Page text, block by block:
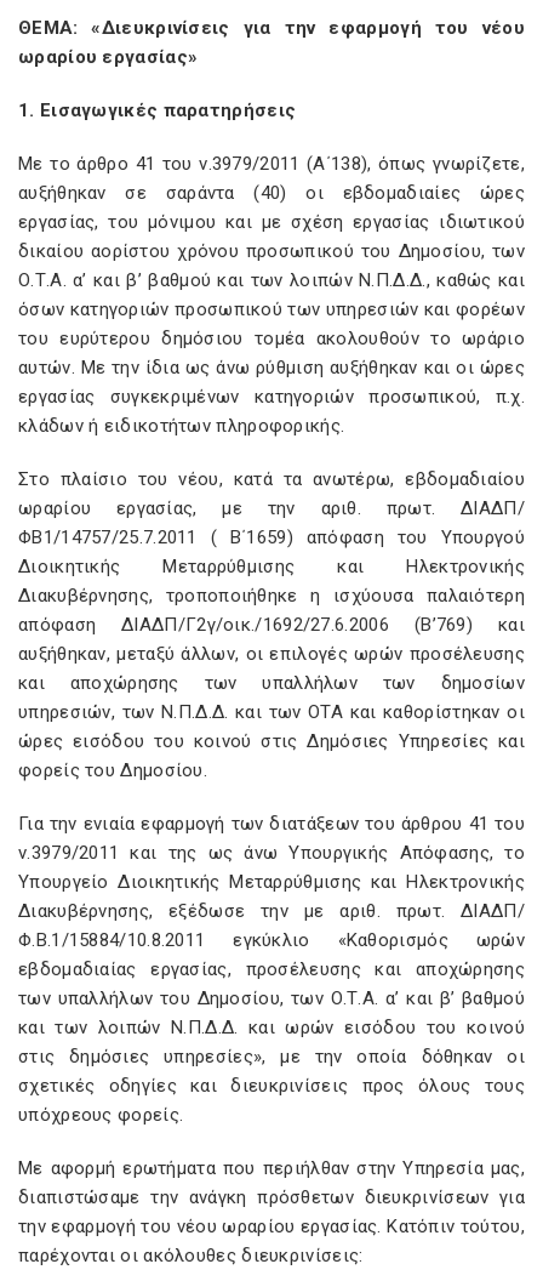
ΘΕΜΑ: «Διευκρινίσεις για την εφαρμογή του νέου
ωραρίου εργασίας»
1. Εισαγωγικές παρατηρήσεις
Με το άρθρο 41 του ν.3979/2011 (Α΄138), όπως γνωρίζετε,
αυξήθηκαν σε σαράντα (40) οι εβδομαδιαίες ώρες
εργασίας, του μόνιμου και με σχέση εργασίας ιδιωτικού
δικαίου αορίστου χρόνου προσωπικού του Δημοσίου, των
Ο.Τ.Α. α’ και β’ βαθμού και των λοιπών Ν.Π.Δ.Δ., καθώς και
όσων κατηγοριών προσωπικού των υπηρεσιών και φορέων
του ευρύτερου δημόσιου τομέα ακολουθούν το ωράριο
αυτών. Με την ίδια ως άνω ρύθμιση αυξήθηκαν και οι ώρες
εργασίας συγκεκριμένων κατηγοριών προσωπικού, π.χ.
κλάδων ή ειδικοτήτων πληροφορικής.
Στο πλαίσιο του νέου, κατά τα ανωτέρω, εβδομαδιαίου
ωραρίου εργασίας, με την αριθ. πρωτ. ΔΙΑΔΠ/
ΦΒ1/14757/25.7.2011 ( Β΄1659) απόφαση του Υπουργού
Διοικητικής Μεταρρύθμισης και Ηλεκτρονικής
Διακυβέρνησης, τροποποιήθηκε η ισχύουσα παλαιότερη
απόφαση ΔΙΑΔΠ/Γ2γ/οικ./1692/27.6.2006 (Β’769) και
αυξήθηκαν, μεταξύ άλλων, οι επιλογές ωρών προσέλευσης
και αποχώρησης των υπαλλήλων των δημοσίων
υπηρεσιών, των Ν.Π.Δ.Δ. και των ΟΤΑ και καθορίστηκαν οι
ώρες εισόδου του κοινού στις Δημόσιες Υπηρεσίες και
φορείς του Δημοσίου.
Για την ενιαία εφαρμογή των διατάξεων του άρθρου 41 του
ν.3979/2011 και της ως άνω Υπουργικής Απόφασης, το
Υπουργείο Διοικητικής Μεταρρύθμισης και Ηλεκτρονικής
Διακυβέρνησης, εξέδωσε την με αριθ. πρωτ. ΔΙΑΔΠ/
Φ.Β.1/15884/10.8.2011 εγκύκλιο «Καθορισμός ωρών
εβδομαδιαίας εργασίας, προσέλευσης και αποχώρησης
των υπαλλήλων του Δημοσίου, των Ο.Τ.Α. α’ και β’ βαθμού
και των λοιπών Ν.Π.Δ.Δ. και ωρών εισόδου του κοινού
στις δημόσιες υπηρεσίες», με την οποία δόθηκαν οι
σχετικές οδηγίες και διευκρινίσεις προς όλους τους
υπόχρεους φορείς.
Με αφορμή ερωτήματα που περιήλθαν στην Υπηρεσία μας,
διαπιστώσαμε την ανάγκη πρόσθετων διευκρινίσεων για
την εφαρμογή του νέου ωραρίου εργασίας. Κατόπιν τούτου,
παρέχονται οι ακόλουθες διευκρινίσεις: